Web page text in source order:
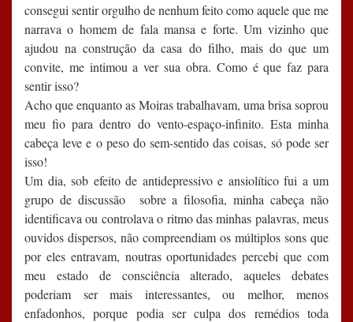
consegui sentir orgulho de nenhum feito como aquele que me
narrava o homem de fala mansa e forte. Um vizinho que
ajudou na construção da casa do filho, mais do que um
convite, me intimou a ver sua obra. Como é que faz para
sentir isso?
Acho que enquanto as Moiras trabalhavam, uma brisa soprou
meu fio para dentro do vento-espaço-infinito. Esta minha
cabeça leve e o peso do sem-sentido das coisas, só pode ser
isso!
Um dia, sob efeito de antidepressivo e ansiolítico fui a um
grupo de discussão sobre a filosofia, minha cabeça não
identificava ou controlava o ritmo das minhas palavras, meus
ouvidos dispersos, não compreendiam os múltiplos sons que
por eles entravam, noutras oportunidades percebi que com
meu estado de consciência alterado, aqueles debates
poderiam ser mais interessantes, ou melhor, menos
enfadonhos, porque podia ser culpa dos remédios toda